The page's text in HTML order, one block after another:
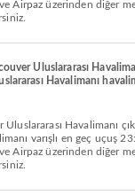
Airpaz üzerinden diğer
Uluslararası
Havalimanı
varışlı en geç uçuş
Airpaz üzerinden diğer